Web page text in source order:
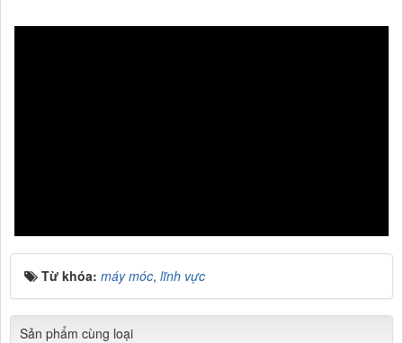
Từ khóa: máy móc, lĩnh vực
Sản phẩm cùng loại